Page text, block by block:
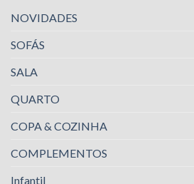
NOVIDADES
SOFÁS
SALA
QUARTO
COPA & COZINHA
COMPLEMENTOS
Infantil